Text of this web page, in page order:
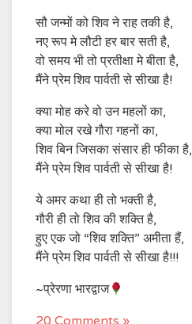
सौ जन्मों को शिव ने राह तकी है,
नए रूप मे लौटी हर बार सती है,
वो समय भी तो प्रतीक्षा मे बीता है,
मैंने प्रेम शिव पार्वती से सीखा है!
क्या मोह करे वो उन महलों का,
क्या मोल रखे गौरा गहनों का,
शिव बिन जिसका संसार ही फीका है,
मैंने प्रेम शिव पार्वती से सीखा है!
ये अमर कथा ही तो भक्ती है,
गौरी ही तो शिव की शक्ति है,
हुए एक जो “शिव शक्ति” अमीता हैं,
मैंने प्रेम शिव पार्वती से सीखा है!!!
~प्रेरणा भारद्वाज
20 Comments »